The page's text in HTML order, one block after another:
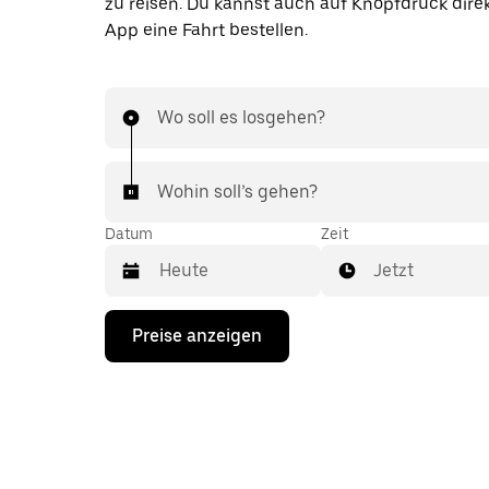
App eine Fahrt bestellen.
Wo soll es losgehen?
Wohin soll’s gehen?
Datum
Drücke
Nach-
Zeit
Jetzt
Preise anzeigen